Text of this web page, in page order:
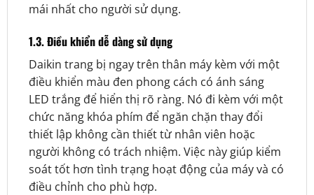
mái nhất cho người sử dụng.
1.3. Điều khiển dễ dàng sử dụng
Daikin trang bị ngay trên thân máy kèm với một
điều khiển màu đen phong cách có ánh sáng
LED trắng để hiển thị rõ ràng. Nó đi kèm với một
chức năng khóa phím để ngăn chặn thay đổi
thiết lập không cần thiết từ nhân viên hoặc
người không có trách nhiệm. Việc này giúp kiểm
soát tốt hơn tình trạng hoạt động của máy và có
điều chỉnh cho phù hợp.